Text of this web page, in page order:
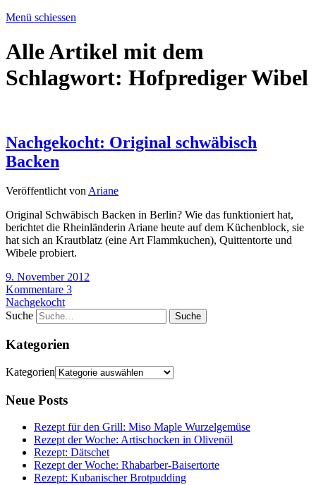
Menü schiessen
Alle Artikel mit dem
Schlagwort: Hofprediger Wibel
Nachgekocht: Original schwäbisch
Backen
Veröffentlicht vonAriane
Original Schwäbisch Backen in Berlin? Wie das funktioniert hat,
berichtet die Rheinländerin Ariane heute auf dem Küchenblock, sie
hat sich an Krautblatz (eine Art Flammkuchen), Quittentorte und
Wibele probiert.
9. November 2012
Kommentare 3
Nachgekocht
Suche
Kategorien
Kategorien
Neue Posts
Rezept für den Grill: Miso Maple Wurzelgemüse
Rezept der Woche: Artischocken in Olivenöl
Rezept: Dätschet
Rezept der Woche: Rhabarber-Baisertorte
Rezept: Kubanischer Brotpudding